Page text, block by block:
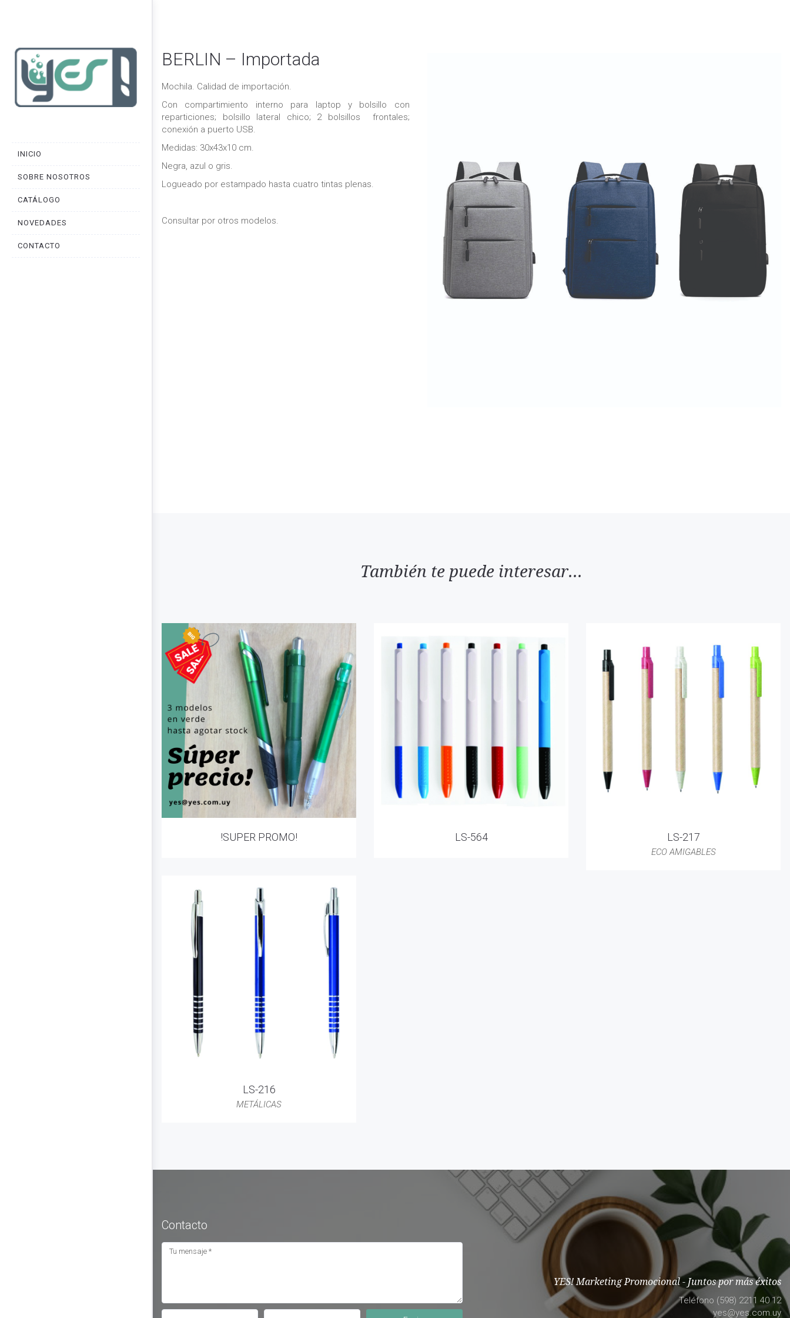
INICIO
SOBRE NOSOTROS
CATÁLOGO
NOVEDADES
CONTACTO
BERLIN – Importada
Mochila. Calidad de importación.
Con compartimiento interno para laptop y bolsillo con
reparticiones; bolsillo lateral chico; 2 bolsillos frontales;
conexión a puerto USB.
Medidas: 30x43x10 cm.
Negra, azul o gris.
Logueado por estampado hasta cuatro tintas plenas.
Consultar por otros modelos.
También te puede interesar...
!SUPER PROMO! LS-564 LS-217
ECO AMIGABLES
LS-216
METÁLICAS
Contacto
YES! Marketing Promocional - Juntos por más éxitos
Teléfono (598) 2211 40 12
yes@yes.com.uy